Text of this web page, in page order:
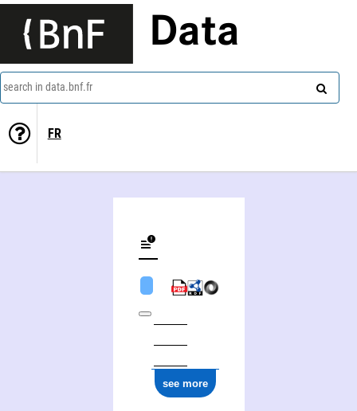
Data
search in data.bnf.fr
FR
see more